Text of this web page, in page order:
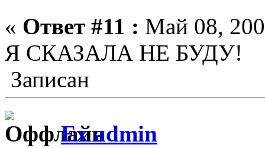
« Ответ #11 : Май 08,
Я СКАЗАЛА НЕ БУДУ!
Записан
Ex admin